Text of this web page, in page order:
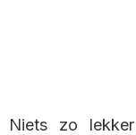
Niets zo